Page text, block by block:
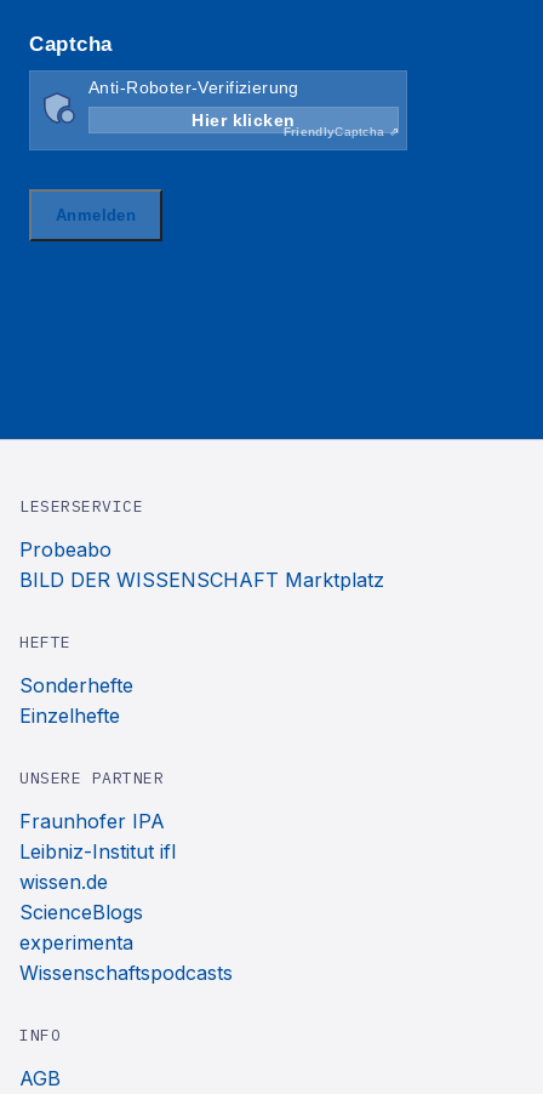
LESERSERVICE
Probeabo
BILD DER WISSENSCHAFT Marktplatz
HEFTE
Sonderhefte
Einzelhefte
UNSERE PARTNER
Fraunhofer IPA
Leibniz-Institut ifl
wissen.de
ScienceBlogs
experimenta
Wissenschaftspodcasts
INFO
AGB